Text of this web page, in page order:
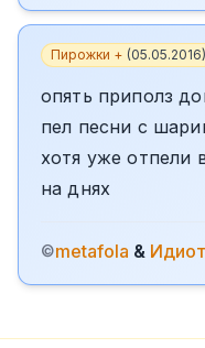
Пирожки + (05.05.2016)
опять приполз
пел песни с
хотя уже отпели
на днях
©metafola & Идиот